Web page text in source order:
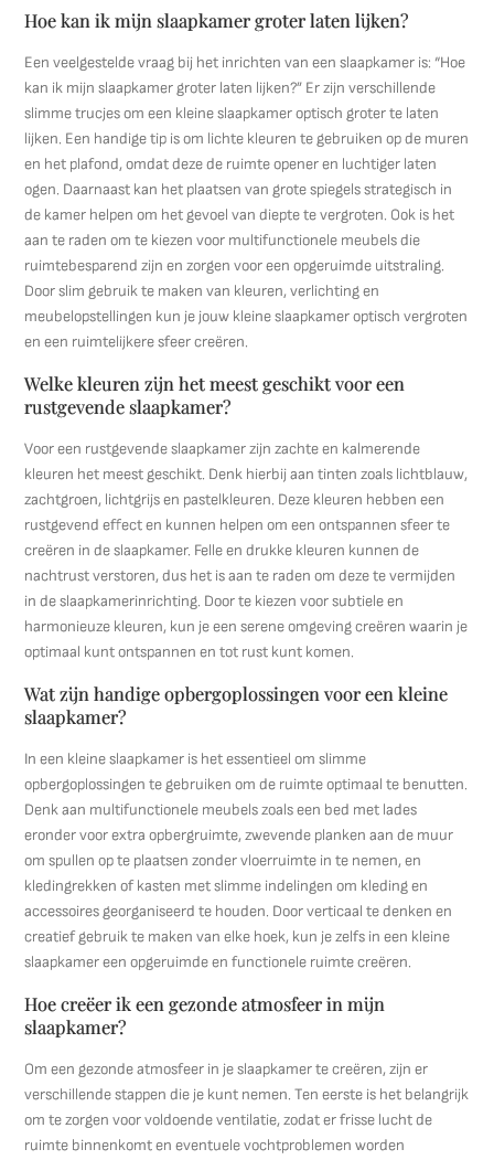
Hoe kan ik mijn slaapkamer groter laten lijken?
Een veelgestelde vraag bij het inrichten van een slaapkamer is: “Hoe
kan ik mijn slaapkamer groter laten lijken?” Er zijn verschillende
slimme trucjes om een kleine slaapkamer optisch groter te laten
lijken. Een handige tip is om lichte kleuren te gebruiken op de muren
en het plafond, omdat deze de ruimte opener en luchtiger laten
ogen. Daarnaast kan het plaatsen van grote spiegels strategisch in
de kamer helpen om het gevoel van diepte te vergroten. Ook is het
aan te raden om te kiezen voor multifunctionele meubels die
ruimtebesparend zijn en zorgen voor een opgeruimde uitstraling.
Door slim gebruik te maken van kleuren, verlichting en
meubelopstellingen kun je jouw kleine slaapkamer optisch vergroten
en een ruimtelijkere sfeer creëren.
Welke kleuren zijn het meest geschikt voor een
rustgevende slaapkamer?
Voor een rustgevende slaapkamer zijn zachte en kalmerende
kleuren het meest geschikt. Denk hierbij aan tinten zoals lichtblauw,
zachtgroen, lichtgrijs en pastelkleuren. Deze kleuren hebben een
rustgevend effect en kunnen helpen om een ontspannen sfeer te
creëren in de slaapkamer. Felle en drukke kleuren kunnen de
nachtrust verstoren, dus het is aan te raden om deze te vermijden
in de slaapkamerinrichting. Door te kiezen voor subtiele en
harmonieuze kleuren, kun je een serene omgeving creëren waarin je
optimaal kunt ontspannen en tot rust kunt komen.
Wat zijn handige opbergoplossingen voor een kleine
slaapkamer?
In een kleine slaapkamer is het essentieel om slimme
opbergoplossingen te gebruiken om de ruimte optimaal te benutten.
Denk aan multifunctionele meubels zoals een bed met lades
eronder voor extra opbergruimte, zwevende planken aan de muur
om spullen op te plaatsen zonder vloerruimte in te nemen, en
kledingrekken of kasten met slimme indelingen om kleding en
accessoires georganiseerd te houden. Door verticaal te denken en
creatief gebruik te maken van elke hoek, kun je zelfs in een kleine
slaapkamer een opgeruimde en functionele ruimte creëren.
Hoe creëer ik een gezonde atmosfeer in mijn
slaapkamer?
Om een gezonde atmosfeer in je slaapkamer te creëren, zijn er
verschillende stappen die je kunt nemen. Ten eerste is het belangrijk
om te zorgen voor voldoende ventilatie, zodat er frisse lucht de
ruimte binnenkomt en eventuele vochtproblemen worden